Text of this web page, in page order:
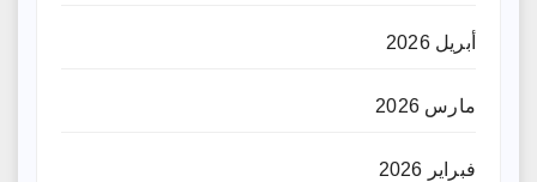
أبريل 2026
مارس 2026
فبراير 2026